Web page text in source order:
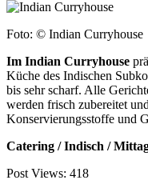
Foto: © Indian Curryhouse
Im Indian Curryhouse
Küche des Indischen
bis sehr scharf. Alle
werden frisch zubereitet
Konservierungsstoffe und
Catering / Indisch /
Post Views: 418